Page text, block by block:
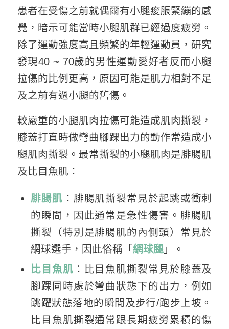
患者在受傷之前就偶爾有小腿痠脹緊繃的感
覺，暗示可能當時小腿肌群已經過度疲勞。
除了運動強度高且頻繁的年輕運動員，研究
發現40 ~ 70歲的男性運動愛好者反而小腿
拉傷的比例更高，原因可能是肌力相對不足
及之前有過小腿的舊傷。
較嚴重的小腿肌肉拉傷可能造成肌肉撕裂，
膝蓋打直時做彎曲腳踝出力的動作常造成小
腿肌肉撕裂。最常撕裂的小腿肌肉是腓腸肌
及比目魚肌：
腓腸肌 ：腓腸肌撕裂常見於起跳或衝刺
的瞬間，因此通常是急性傷害。腓腸肌
撕裂（特別是腓腸肌的內側頭）常見於
網球選手，因此俗稱「網球腿 」。
比目魚肌 ：比目魚肌撕裂常見於膝蓋及
腳踝同時處於彎曲狀態下的出力，例如
跳躍狀態落地的瞬間及步行/跑步上坡。
比目魚肌撕裂通常跟長期疲勞累積的傷